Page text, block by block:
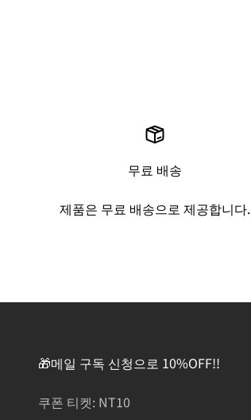
무료 배송
제품은 무료 배송으로 제공합니다.
🎁메일 구독 신청으로 10%OFF!!
쿠폰 티켓: NT10